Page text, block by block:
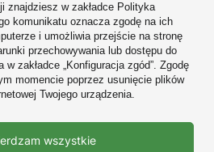
ceny brutto (z VAT).
znajdziesz w zakładce Polityka
komunikatu oznacza zgodę na ich
i umożliwia przejście na stronę
przechowywania lub dostępu do
zakładce „Konfiguracja zgód”. Zgodę
momencie poprzez usunięcie plików
Twojego urządzenia.
wszystkie